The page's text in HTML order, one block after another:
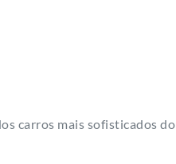
carros mais sofisticados do